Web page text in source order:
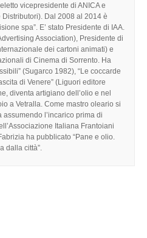
vicepresidente di ANICA e
Dal 2008 al 2014 è
spa”. E’ stato Presidente di IAA.
Association), Presidente di
dei cartoni animati) e
di Cinema di Sorrento. Ha
(Sugarco 1982), “Le coccarde
di Venere” (Liguori editore
diventa artigiano dell’olio e nel
a Vetralla. Come mastro oleario si
l’incarico prima di
Italiana Frantoiani
ha pubblicato “Pane e olio.
dalla città”.